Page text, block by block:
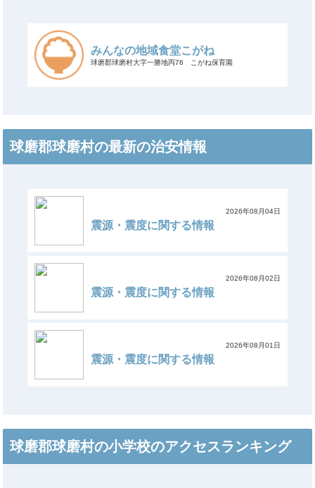
みんなの地域食堂こがね
球磨郡球磨村大字一勝地丙76 こがね保育園
球磨郡球磨村の最新の治安情報
2026年08月04日
震源・震度に関する情報
2026年08月02日
震源・震度に関する情報
2026年08月01日
震源・震度に関する情報
球磨郡球磨村の小学校のアクセスランキング